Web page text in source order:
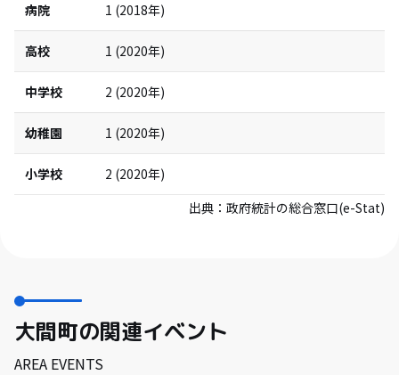
病院 1 (2018年)
高校 1 (2020年)
中学校 2 (2020年)
幼稚園 1 (2020年)
小学校 2 (2020年)
出典： 政府統計の総合窓口(e-Stat)
大間町の関連イベント
AREA EVENTS